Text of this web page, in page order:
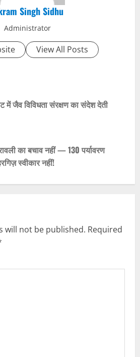
Singh Sidhu
Administrator
View All Posts
में जैव विविधता संरक्षण का संदेश देती
का बचाव नहीं — 130 पर्यावरण
स्वीकार नहीं!
will not be published. Required